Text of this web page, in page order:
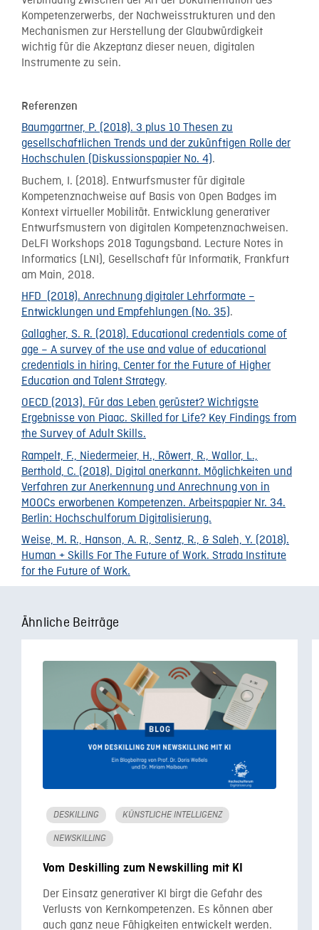
Kompetenzerwerbs, der Nachweisstrukturen und den
Mechanismen zur Herstellung der Glaubwürdigkeit
wichtig für die Akzeptanz dieser neuen, digitalen
Instrumente zu sein.
Referenzen
Baumgartner, P. (2018). 3 plus 10 Thesen zu
gesellschaftlichen Trends und der zukünftigen Rolle der
Hochschulen (Diskussionspapier No. 4).
Buchem, I. (2018). Entwurfsmuster für digitale
Kompetenznachweise auf Basis von Open Badges im
Kontext virtueller Mobilität. Entwicklung generativer
Entwurfsmustern von digitalen Kompetenznachweisen.
DeLFI Workshops 2018 Tagungsband. Lecture Notes in
Informatics (LNI), Gesellschaft für Informatik, Frankfurt
am Main, 2018.
HFD (2018). Anrechnung digitaler Lehrformate –
Entwicklungen und Empfehlungen (No. 35).
Gallagher, S. R. (2018). Educational credentials come of
age – A survey of the use and value of educational
credentials in hiring. Center for the Future of Higher
Education and Talent Strategy.
OECD (2013). Für das Leben gerüstet? Wichtigste
Ergebnisse von Piaac. Skilled for Life? Key Findings from
the Survey of Adult Skills.
Rampelt, F., Niedermeier, H., Röwert, R., Wallor, L.,
Berthold, C. (2018). Digital anerkannt. Möglichkeiten und
Verfahren zur Anerkennung und Anrechnung von in
MOOCs erworbenen Kompetenzen. Arbeitspapier Nr. 34.
Berlin: Hochschulforum Digitalisierung.
Weise, M. R., Hanson, A. R., Sentz, R., & Saleh, Y. (2018).
Human + Skills For The Future of Work. Strada Institute
for the Future of Work.
Ähnliche Beiträge
DESKILLING KÜNSTLICHE INTELLIGENZ
NEWSKILLING
Vom Deskilling zum Newskilling mit KI
Der Einsatz generativer KI birgt die Gefahr des
Verlusts von Kernkompetenzen. Es können aber
auch ganz neue Fähigkeiten entwickelt werden.